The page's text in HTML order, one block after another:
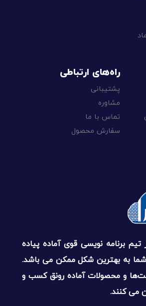
راه‌های ارتباطی
پشتیبانی
مشاوره
تماس با ما
سفارش محصول
تیم برنامه نویسی قوی آماده پیاده
به بهترین شکل ممکن می باشد.
و محصولات آماده رونق کسب و
می کنند.